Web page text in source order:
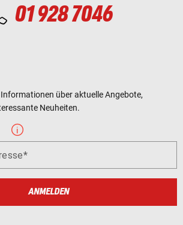
01 928 7046
über aktuelle Angebote,
Neuheiten.
ANMELDEN